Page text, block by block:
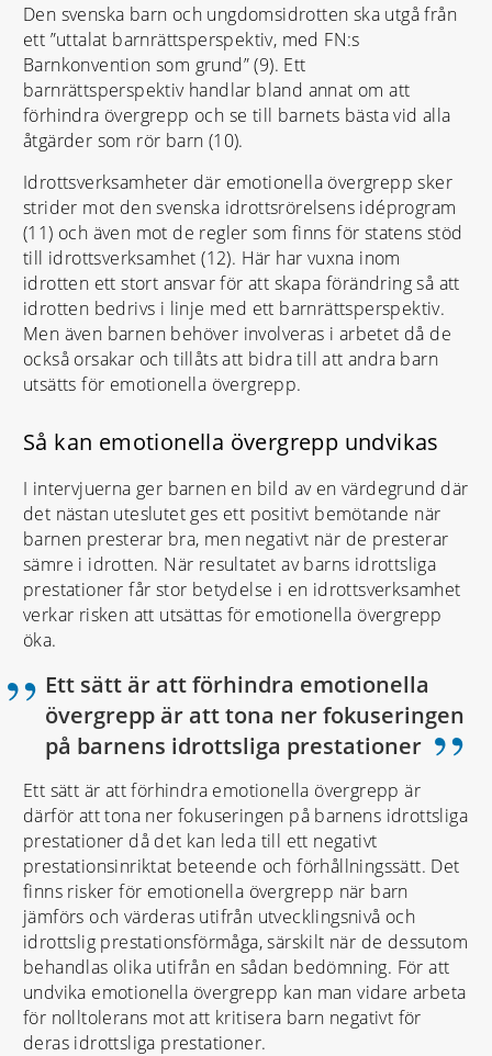
Den svenska barn och ungdomsidrotten ska utgå från
ett ”uttalat barnrättsperspektiv, med FN:s
Barnkonvention som grund” (9). Ett
barnrättsperspektiv handlar bland annat om att
förhindra övergrepp och se till barnets bästa vid alla
åtgärder som rör barn (10).
Idrottsverksamheter där emotionella övergrepp sker
strider mot den svenska idrottsrörelsens idéprogram
(11) och även mot de regler som finns för statens stöd
till idrottsverksamhet (12). Här har vuxna inom
idrotten ett stort ansvar för att skapa förändring så att
idrotten bedrivs i linje med ett barnrättsperspektiv.
Men även barnen behöver involveras i arbetet då de
också orsakar och tillåts att bidra till att andra barn
utsätts för emotionella övergrepp.
Så kan emotionella övergrepp undvikas
I intervjuerna ger barnen en bild av en värdegrund där
det nästan uteslutet ges ett positivt bemötande när
barnen presterar bra, men negativt när de presterar
sämre i idrotten. När resultatet av barns idrottsliga
prestationer får stor betydelse i en idrottsverksamhet
verkar risken att utsättas för emotionella övergrepp
öka.
Ett sätt är att förhindra emotionella
övergrepp är att tona ner fokuseringen
på barnens idrottsliga prestationer ”
Ett sätt är att förhindra emotionella övergrepp är
därför att tona ner fokuseringen på barnens idrottsliga
prestationer då det kan leda till ett negativt
prestationsinriktat beteende och förhållningssätt. Det
finns risker för emotionella övergrepp när barn
jämförs och värderas utifrån utvecklingsnivå och
idrottslig prestationsförmåga, särskilt när de dessutom
behandlas olika utifrån en sådan bedömning. För att
undvika emotionella övergrepp kan man vidare arbeta
för nolltolerans mot att kritisera barn negativt för
deras idrottsliga prestationer.